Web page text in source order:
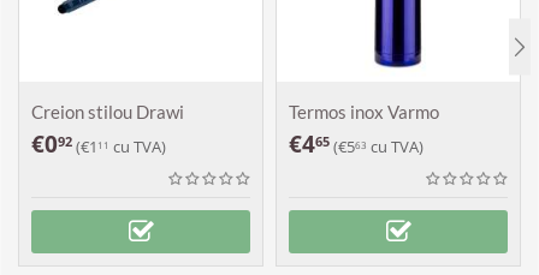
Creion stilou Drawi
€092 (€1 11 cu TVA)
Termos inox Varmo
€465 (€563 cu TVA)